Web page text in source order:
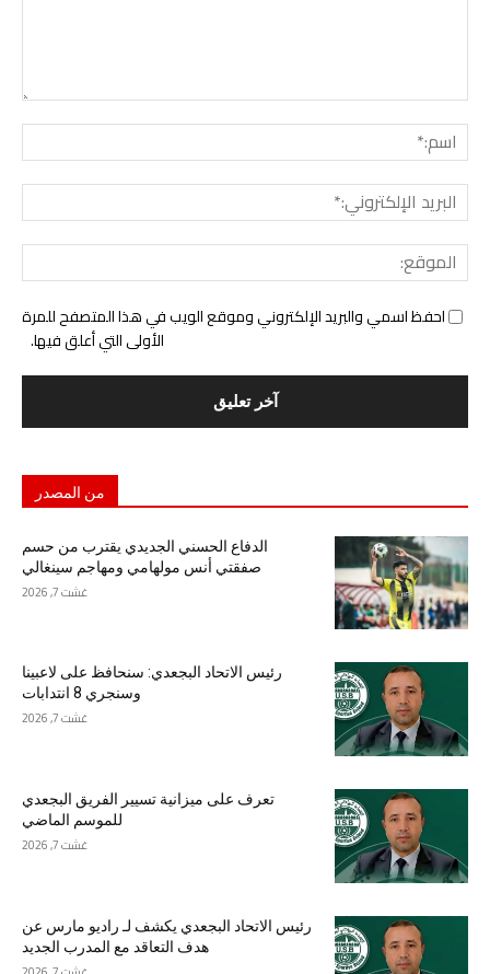
احفظ اسمي والبريد الإلكتروني وموقع الويب في هذا المتصفح للمرة
الأولى التي أعلق فيها.
من المصدر
الدفاع الحسني الجديدي يقترب من حسم
صفقتي أنس مولهامي ومهاجم سينغالي
غشت 7, 2026
رئيس الاتحاد البجعدي: سنحافظ على لاعبينا
وسنجري 8 انتدابات
غشت 7, 2026
تعرف على ميزانية تسيير الفريق البجعدي
للموسم الماضي
غشت 7, 2026
رئيس الاتحاد البجعدي يكشف لـ راديو مارس عن
هدف التعاقد مع المدرب الجديد